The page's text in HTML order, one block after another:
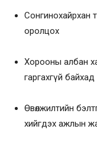
Сонгинохайрхан
оролцох
Хорооны албан
гаргахгүй
Өвөлжилтийн
хийгдэх ажлын